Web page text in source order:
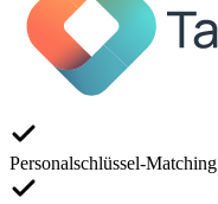
Personalschlüssel-Matching